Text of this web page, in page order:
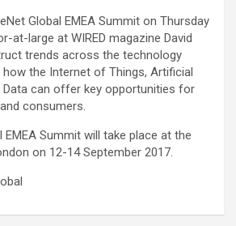
Global EMEA Summit on Thursday
at-large at WIRED magazine David
trends across the technology
the Internet of Things, Artificial
Data can offer key opportunities for
consumers.
EMEA Summit will take place at the
on 12-14 September 2017.